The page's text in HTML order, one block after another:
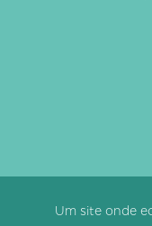
Um site onde